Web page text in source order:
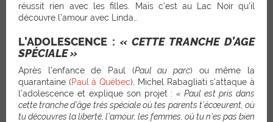
réussit rien avec les filles. Mais c’est au Lac Noir qu’il
découvre l’amour avec Linda…
L’ADOLESCENCE : « CETTE TRANCHE D’AGE
SPÉCIALE »
Après l’enfance de Paul (Paul au parc) ou même la
quarantaine (Paul à Québec), Michel Rabagliati s’attaque à
l’adolescence et explique son projet :« Paul est pris dans
cette tranche d’âge très spéciale où tes parents t’écœurent, où
tu découvres la liberté, l’amour, les femmes, où tu n’es pas bien